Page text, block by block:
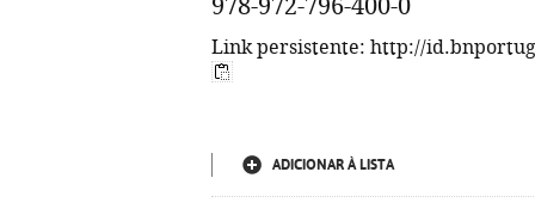
978-972-796-400-0
Link persistente: http://
ADICIONAR À LISTA